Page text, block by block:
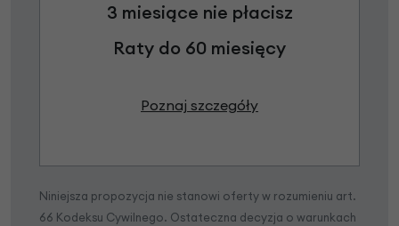
3 miesiące nie płacisz
Raty do 60 miesięcy
Poznaj szczegóły
Niniejsza propozycja nie stanowi oferty w rozumieniu art.
66 Kodeksu Cywilnego. Ostateczna decyzja o warunkach